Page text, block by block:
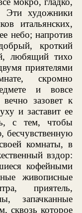
Эти художники
итальянских,
небо; напротив
кроткий
любящий тихо
приятелями
скромно
и вовсе
зазовет к
и заставит ее
с тем, чтобы
бесчувственную
комнаты, в
вздор:
кофейными
живописные
приятель,
запачканные
сквозь которое